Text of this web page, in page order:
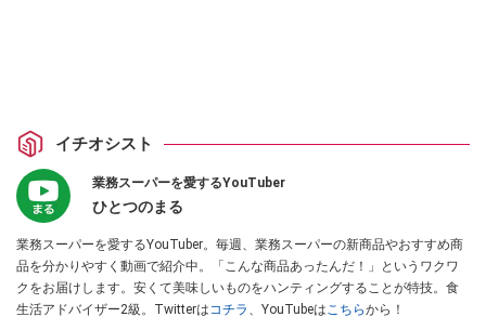
イチオシスト
業務スーパーを愛するYouTuber
ひとつのまる
業務スーパーを愛するYouTuber。毎週、業務スーパーの新商品やおすすめ商
品を分かりやすく動画で紹介中。「こんな商品あったんだ！」というワクワ
クをお届けします。安くて美味しいものをハンティングすることが特技。食
生活アドバイザー2級。Twitterはコチラ 、YouTubeはこちらから！